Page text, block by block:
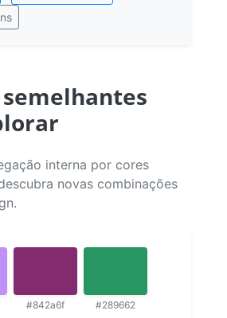
semelhantes
interna por cores
novas combinações
#842a6f #289662